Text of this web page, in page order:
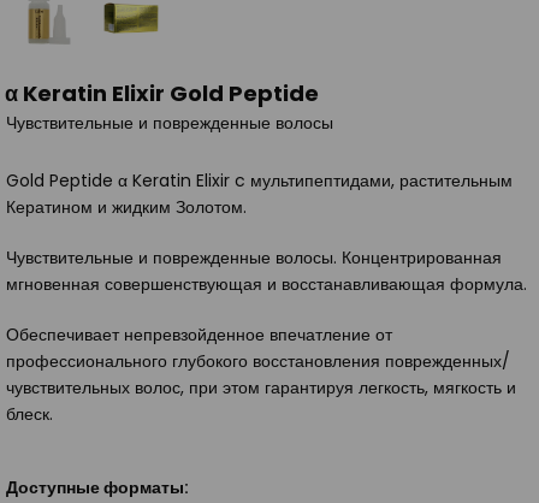
α Keratin Elixir Gold Peptide
Чувствительные и поврежденные волосы
Gold Peptide α Keratin Elixir c мультипептидами, растительным
Кератином и жидким Золотом.
Чувствительные и поврежденные волосы. Концентрированная
мгновенная совершенствующая и восстанавливающая формула.
Обеспечивает непревзойденное впечатление от
профессионального глубокого восстановления поврежденных/
чувствительных волос, при этом гарантируя легкость, мягкость и
блеск.
Доступные форматы: